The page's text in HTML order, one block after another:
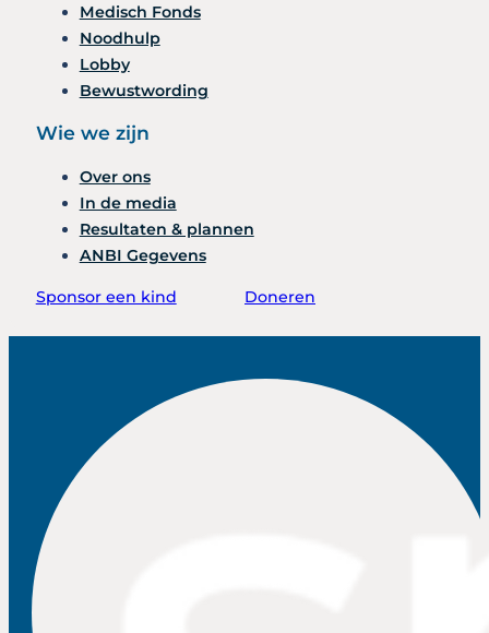
Medisch Fonds
Noodhulp
Lobby
Bewustwording
Wie we zijn
Over ons
In de media
Resultaten & plannen
ANBI Gegevens
Sponsor een kind Doneren